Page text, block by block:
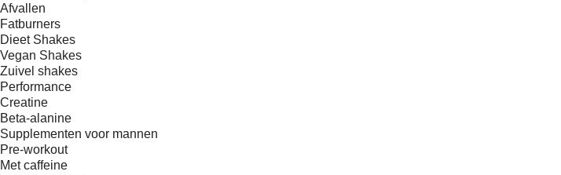
Afvallen
Fatburners
Dieet Shakes
Vegan Shakes
Zuivel shakes
Performance
Creatine
Beta-alanine
Supplementen voor mannen
Pre-workout
Met caffeine